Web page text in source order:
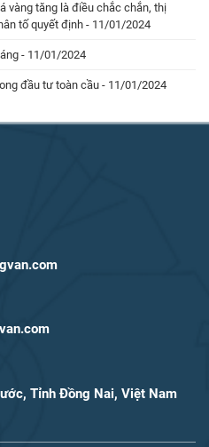
vàng tăng là điều chắc chắn, thị
tố quyết định - 11/01/2024
- 11/01/2024
đầu tư toàn cầu - 11/01/2024
Tỉnh Đồng Nai, Việt Nam